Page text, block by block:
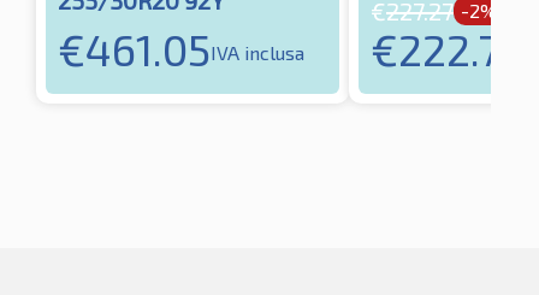
€461.05IVA inclusa
€227.27 -2%
€222.72